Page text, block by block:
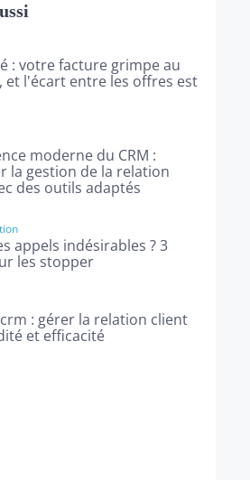
: votre facture grimpe au
et l'écart entre les offres est
moderne du CRM :
la gestion de la relation
des outils adaptés
appels indésirables ? 3
les stopper
: gérer la relation client
et efficacité